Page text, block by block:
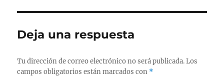
Deja una respuesta
Tu dirección de correo electrónico no será publicada. Los
campos obligatorios están marcados con *